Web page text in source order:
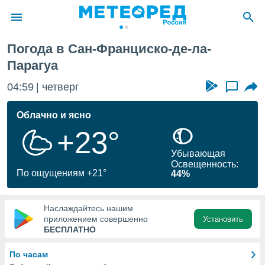
о
к этому
доступ
Погода в Сан-Франциско-де-ла-
Парагуа
04:59 четверг ...
Облачно и ясно
+23°
По ощущениям +21°
Убывающая
Освещенность:
44%
Наслаждайтесь нашим
приложением совершенно
БЕСПЛАТНО
Установить
По часам